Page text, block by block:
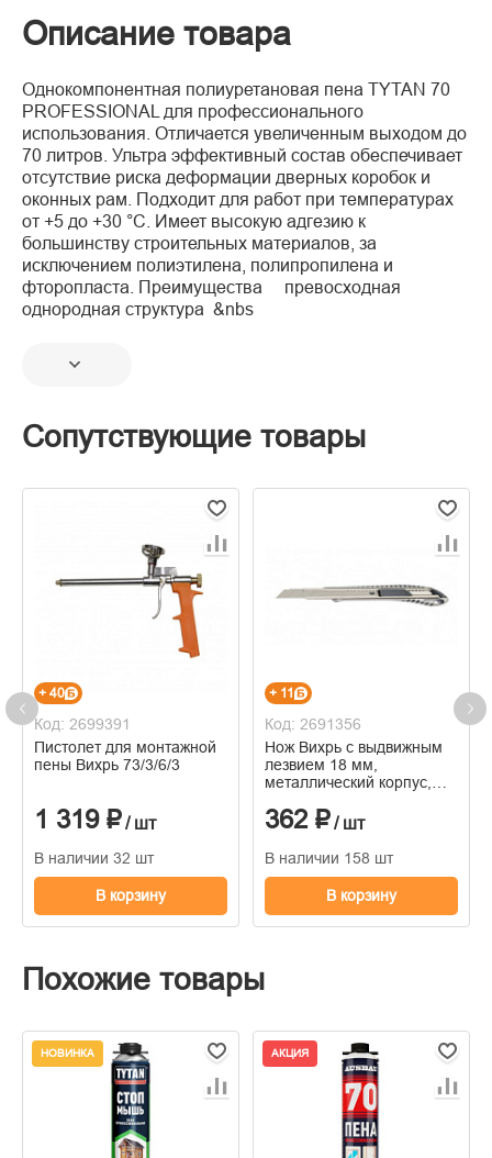
Описание товара
Однокомпонентная полиуретановая пена TYTAN 70
PROFESSIONAL для профессионального
использования. Отличается увеличенным выходом до
70 литров. Ультра эффективный состав обеспечивает
отсутствие риска деформации дверных коробок и
оконных рам. Подходит для работ при температурах
от +5 до +30 °C. Имеет высокую адгезию к
большинству строительных материалов, за
исключением полиэтилена, полипропилена и
фторопласта. Преимущества превосходная
однородная структура &nbs
Сопутствующие товары
+ 40
Код: 2699391
Пистолет для монтажной
пены Вихрь 73/3/6/3
1 319 ₽/ шт
В наличии 32 шт
В корзину
+ 11
Код: 2691356
Нож Вихрь с выдвижным
лезвием 18 мм,
металлический корпус,
73/10/10/1
362 ₽/ шт
В наличии 158 шт
В корзину
Похожие товары
НОВИНКА АКЦИЯ